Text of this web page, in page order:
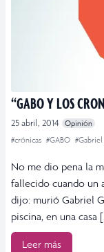
“GABO Y LOS
25 abril, 2014
Opinión
#crónicas #GABO
No me dio pena la
fallecido cuando un
dijo: murió Gabriel
piscina, en una casa
Leer más